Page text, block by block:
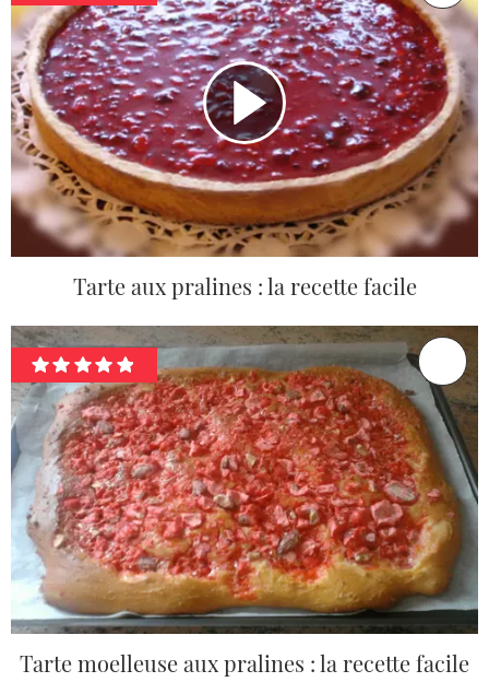
Tarte aux pralines : la recette facile
Tarte moelleuse aux pralines : la recette facile